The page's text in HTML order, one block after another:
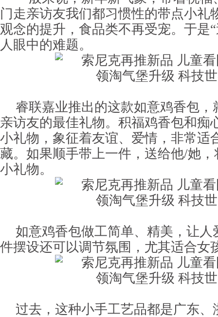
门走亲访友我们都习惯性的带点小礼
观念的提升，食品类不再受宠。于是
人眼中的难题。
睿联嘉业推出的这款如意鸡香包，
亲访友的最佳礼物。积福鸡香包和痴
小礼物，象征着友谊、爱情，非常适
藏。如果顺手带上一件，送给他/她
小礼物。
如意鸡香包做工简单、精美，让人
件摆设还可以调节氛围，尤其适合女
过去，这种小手工艺品都是广东、